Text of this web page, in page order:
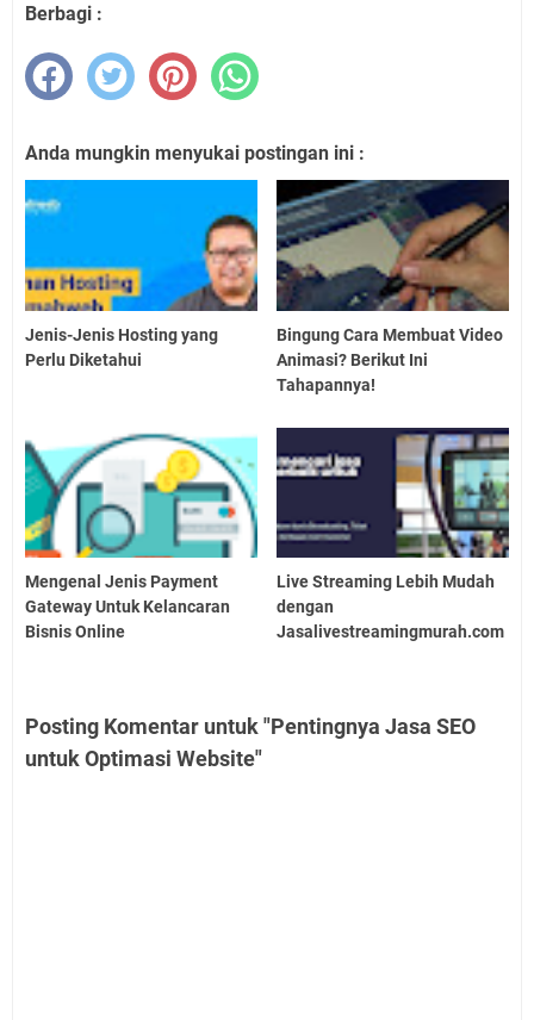
Berbagi :
Anda mungkin menyukai postingan ini :
Jenis-Jenis Hosting yang
Perlu Diketahui
Bingung Cara Membuat Video
Animasi? Berikut Ini
Tahapannya!
Mengenal Jenis Payment
Gateway Untuk Kelancaran
Bisnis Online
Live Streaming Lebih Mudah
dengan
Jasalivestreamingmurah.com
Posting Komentar untuk "Pentingnya Jasa SEO
untuk Optimasi Website"